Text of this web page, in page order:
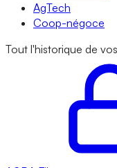
AgTech
Coop-négoce
Tout l'historique de